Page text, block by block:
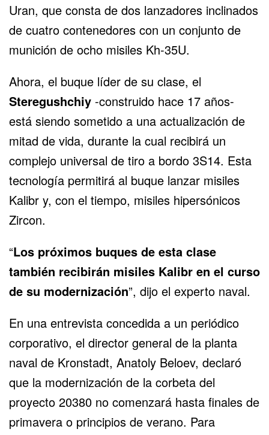
Uran, que consta de dos lanzadores inclinados
de cuatro contenedores con un conjunto de
munición de ocho misiles Kh-35U.
Ahora, el buque líder de su clase, el
Steregushchiy -construido hace 17 años-
está siendo sometido a una actualización de
mitad de vida, durante la cual recibirá un
complejo universal de tiro a bordo 3S14. Esta
tecnología permitirá al buque lanzar misiles
Kalibr y, con el tiempo, misiles hipersónicos
Zircon.
“Los próximos buques de esta clase
también recibirán misiles Kalibr en el curso
de su modernización”, dijo el experto naval.
En una entrevista concedida a un periódico
corporativo, el director general de la planta
naval de Kronstadt, Anatoly Beloev, declaró
que la modernización de la corbeta del
proyecto 20380 no comenzará hasta finales de
primavera o principios de verano. Para